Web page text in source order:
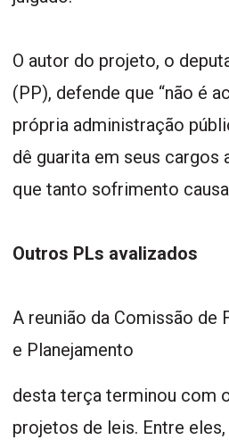
O autor do projeto, o
(PP), defende que “não é
própria administração
dê guarita em seus cargos
que tanto sofrimento
Outros PLs avalizados
A reunião da Comissão de
e Planejamento
desta terça terminou com
projetos de leis. Entre eles,